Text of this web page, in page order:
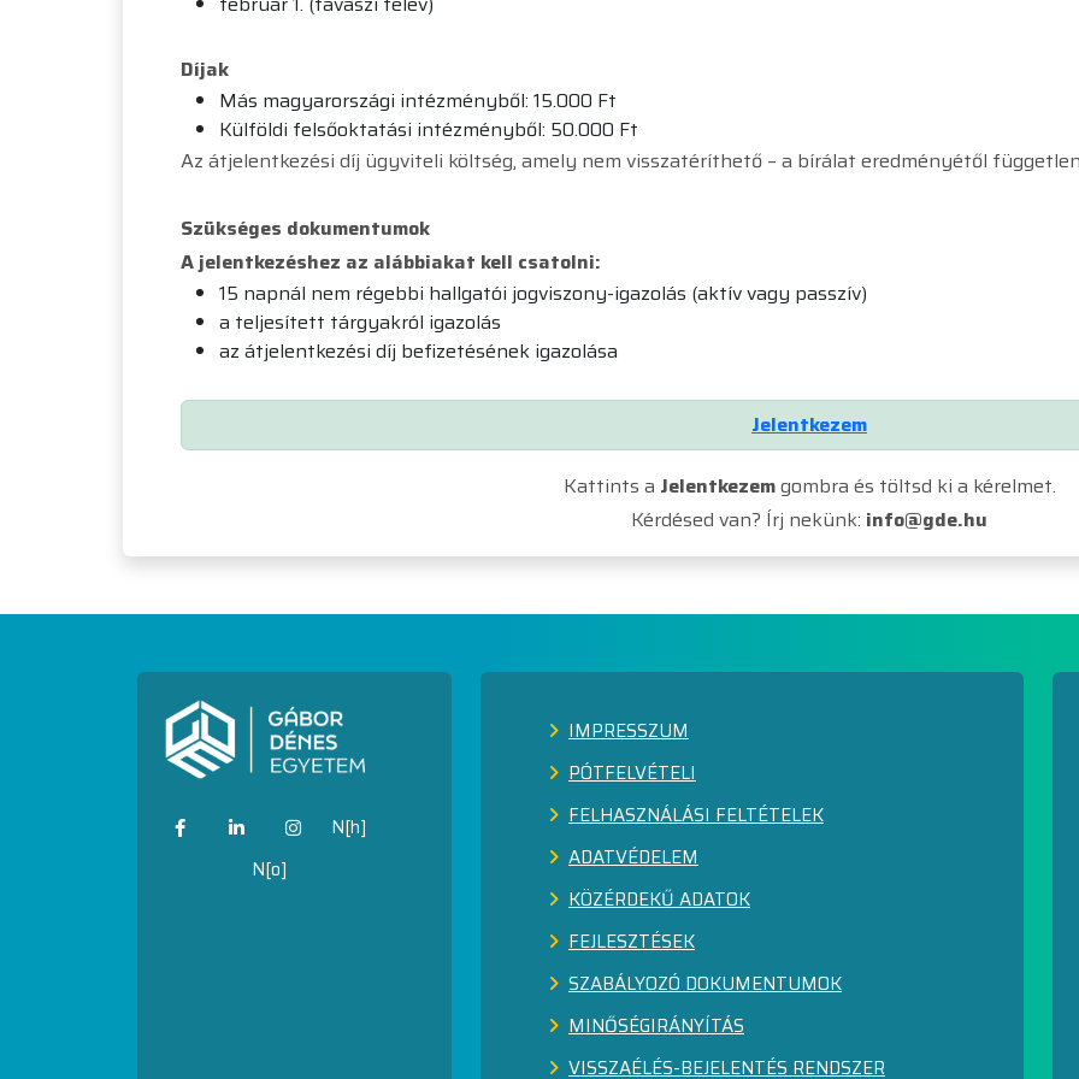
Díjak
Más magyarországi intézményből: 15.000 Ft
Külföldi felsőoktatási intézményből: 50.000 Ft
Az átjelentkezési díj ügyviteli költség, amely nem visszatéríthető – a bírálat eredményétől
Szükséges dokumentumok
A jelentkezéshez az alábbiakat kell csatolni:
15 napnál nem régebbi hallgatói jogviszony-igazolás (aktív vagy passzív)
a teljesített tárgyakról igazolás
az átjelentkezési díj befizetésének igazolása
Jelentkezem
Kattints a Jelentkezemgombra és töltsd ki a kérelmet.
Kérdésed van? Írj nekünk: info@gde.hu
N[h]
N[o]
IMPRESSZUM
PÓTFELVÉTELI
FELHASZNÁLÁSI FELTÉTELEK
ADATVÉDELEM
KÖZÉRDEKŰ ADATOK
FEJLESZTÉSEK
SZABÁLYOZÓ DOKUMENTUMOK
MINŐSÉGIRÁNYÍTÁS
VISSZAÉLÉS-BEJELENTÉS RENDSZER